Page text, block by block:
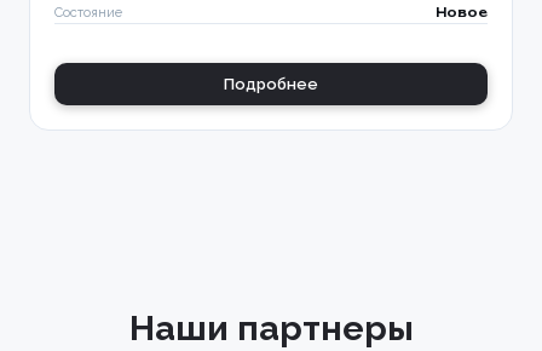
Состояние Новое
Подробнее
Наши партнеры